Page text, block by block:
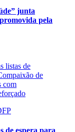
junta
pela